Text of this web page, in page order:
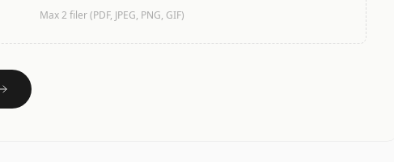
Max 2 filer (PDF, JPEG, PNG, GIF)